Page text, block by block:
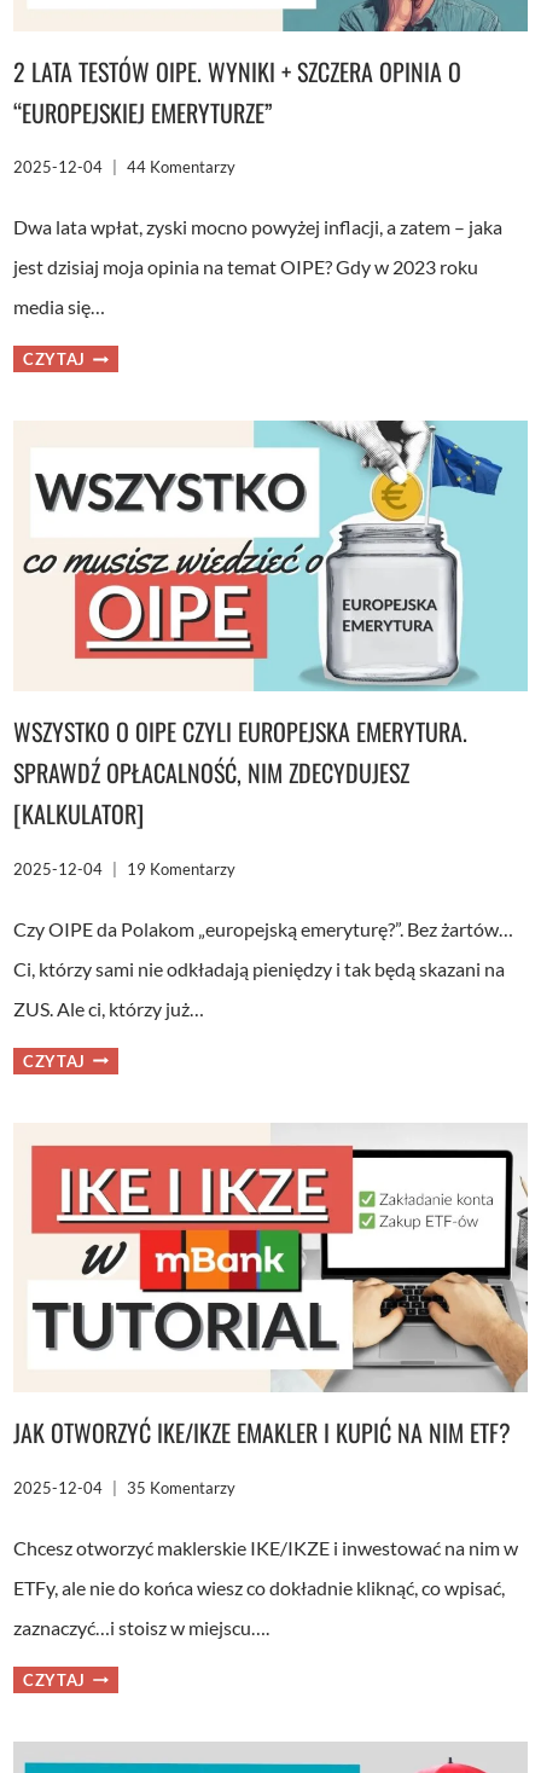
2 LATA TESTÓW OIPE. WYNIKI + SZCZERA OPINIA O
“EUROPEJSKIEJ EMERYTURZE”
2025-12-04 44 Komentarzy
Dwa lata wpłat, zyski mocno powyżej inflacji, a zatem – jaka
jest dzisiaj moja opinia na temat OIPE? Gdy w 2023 roku
media się…
CZYTAJ 2
LATA
O
“EUROPEJSKIEJ
EMERYTURZE”
WSZYSTKO O OIPE CZYLI EUROPEJSKA EMERYTURA.
SPRAWDŹ OPŁACALNOŚĆ, NIM ZDECYDUJESZ
[KALKULATOR]
2025-12-04 19 Komentarzy
Czy OIPE da Polakom „europejską emeryturę?”. Bez żartów…
Ci, którzy sami nie odkładają pieniędzy i tak będą skazani na
ZUS. Ale ci, którzy już…
CZYTAJ WSZYSTKO
O
SPRAWDŹ
NIM
ZDECYDUJESZ
[KALKULATOR]
JAK OTWORZYĆ IKE/IKZE EMAKLER I KUPIĆ NA NIM ETF?
2025-12-04 35 Komentarzy
Chcesz otworzyć maklerskie IKE/IKZE i inwestować na nim w
ETFy, ale nie do końca wiesz co dokładnie kliknąć, co wpisać,
zaznaczyć…i stoisz w miejscu….
CZYTAJ JAK
OTWORZYĆ
KUPIĆ
NA